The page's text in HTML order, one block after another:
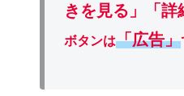
きを見る」「詳
ボタンは「広告」